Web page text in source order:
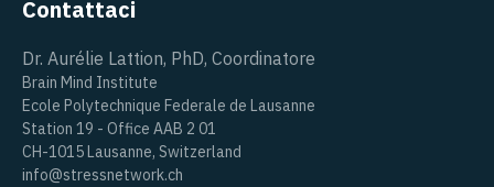
Contattaci
Dr. Aurélie Lattion, PhD, Coordinatore
Brain Mind Institute
Ecole Polytechnique Federale de Lausanne
Station 19 - Office AAB 2 01
CH-1015 Lausanne, Switzerland
info@stressnetwork.ch